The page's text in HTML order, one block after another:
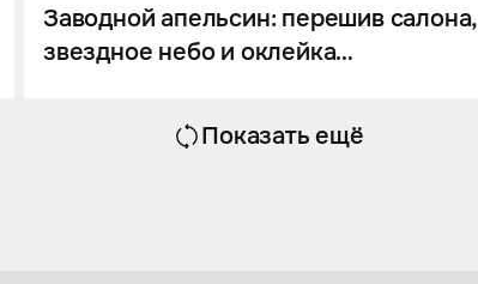
Заводной апельсин: перешив салона,
звездное небо и оклейка
Показать ещё